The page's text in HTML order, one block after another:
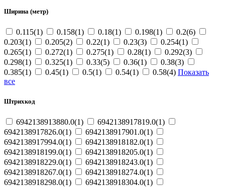
Ширина (метр)
0.115(1) 0.158(1) 0.18(1) 0.198(1)
0.2(6)
0.203(1)
0.205(2) 0.22(1) 0.23(3)
0.254(1)
0.265(1)
0.272(1) 0.275(1) 0.28(1)
0.292(3)
0.298(1)
0.325(1) 0.33(5) 0.36(1)
0.38(3)
0.385(1)
0.45(1) 0.5(1) 0.54(1) 0.58(4) Показать
все
Штрихкод
6942138913880.0(1)
6942138917819.0(1)
6942138917826.0(1)
6942138917901.0(1)
6942138917994.0(1)
6942138918182.0(1)
6942138918199.0(1)
6942138918205.0(1)
6942138918229.0(1)
6942138918243.0(1)
6942138918267.0(1)
6942138918274.0(1)
6942138918298.0(1)
6942138918304.0(1)